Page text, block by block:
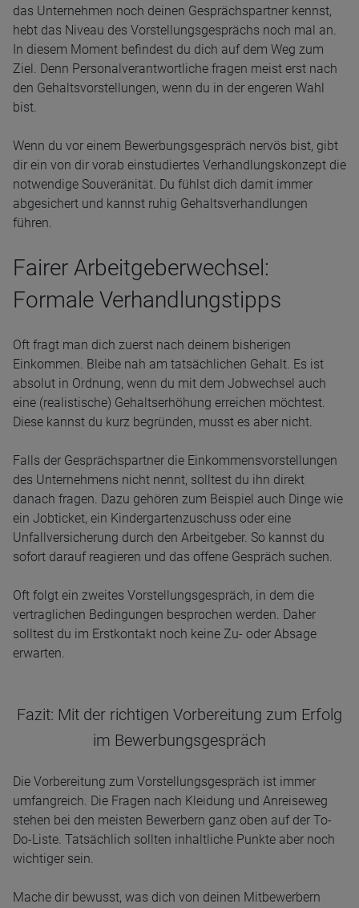
das Unternehmen noch deinen Gesprächspartner kennst,
hebt das Niveau des Vorstellungsgesprächs noch mal an.
In diesem Moment befindest du dich auf dem Weg zum
Ziel. Denn Personalverantwortliche fragen meist erst nach
den Gehaltsvorstellungen, wenn du in der engeren Wahl
bist.
Wenn du vor einem Bewerbungsgespräch nervös bist, gibt
dir ein von dir vorab einstudiertes Verhandlungskonzept die
notwendige Souveränität. Du fühlst dich damit immer
abgesichert und kannst ruhig Gehaltsverhandlungen
führen.
Fairer Arbeitgeberwechsel:
Formale Verhandlungstipps
Oft fragt man dich zuerst nach deinem bisherigen
Einkommen. Bleibe nah am tatsächlichen Gehalt. Es ist
absolut in Ordnung, wenn du mit dem Jobwechsel auch
eine (realistische) Gehaltserhöhung erreichen möchtest.
Diese kannst du kurz begründen, musst es aber nicht.
Falls der Gesprächspartner die Einkommensvorstellungen
des Unternehmens nicht nennt, solltest du ihn direkt
danach fragen. Dazu gehören zum Beispiel auch Dinge wie
ein Jobticket, ein Kindergartenzuschuss oder eine
Unfallversicherung durch den Arbeitgeber. So kannst du
sofort darauf reagieren und das offene Gespräch suchen.
Oft folgt ein zweites Vorstellungsgespräch, in dem die
vertraglichen Bedingungen besprochen werden. Daher
solltest du im Erstkontakt noch keine Zu- oder Absage
erwarten.
Fazit: Mit der richtigen Vorbereitung zum Erfolg
im Bewerbungsgespräch
Die Vorbereitung zum Vorstellungsgespräch ist immer
umfangreich. Die Fragen nach Kleidung und Anreiseweg
stehen bei den meisten Bewerbern ganz oben auf der To-
Do-Liste. Tatsächlich sollten inhaltliche Punkte aber noch
wichtiger sein.
Mache dir bewusst, was dich von deinen Mitbewerbern